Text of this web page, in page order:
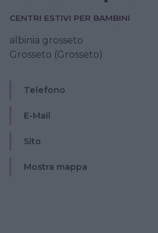
CENTRI ESTIVI PER BAMBINI
albinia grosseto
Grosseto (Grosseto)
Telefono
E-Mail
Sito
Mostra mappa